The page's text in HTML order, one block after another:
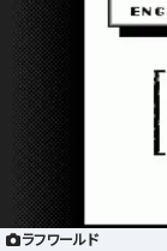
ラフワールド